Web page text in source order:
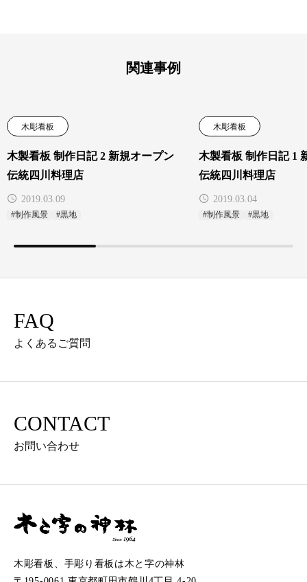
関連事例
木彫看板
木製看板 制作日記 2 新規オープン
伝統四川料理店
2019.03.09
#制作風景 #黒地
木彫看板
木製看板 制作日記 1
伝統四川料理店
2019.03.04
#制作風景 #黒地
FAQ
よくあるご質問
CONTACT
お問い合わせ
木彫看板、手彫り看板は木と字の神林